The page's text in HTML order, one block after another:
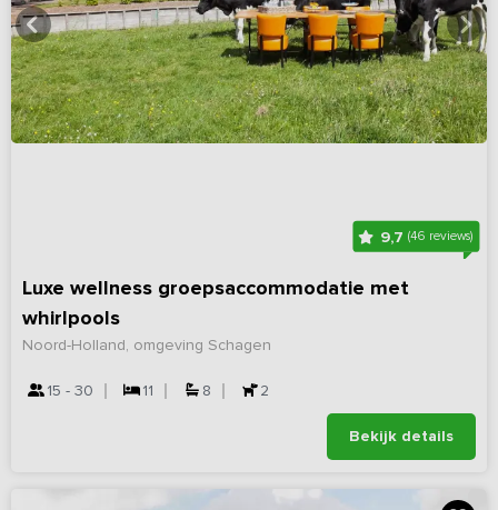
9,7(46 reviews)
Luxe wellness groepsaccommodatie met
whirlpools
Noord-Holland, omgeving Schagen
15 - 30 11 8 2
Bekijk details